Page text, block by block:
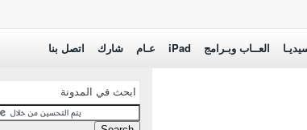
العــاب وبـرامج iPad عـام شارك اتصل بنا